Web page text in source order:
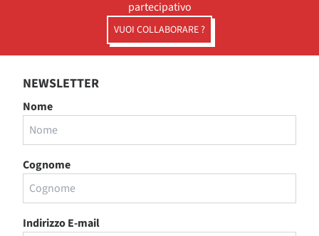
partecipativo
VUOI COLLABORARE ?
NEWSLETTER
Nome
Cognome
Indirizzo E-mail